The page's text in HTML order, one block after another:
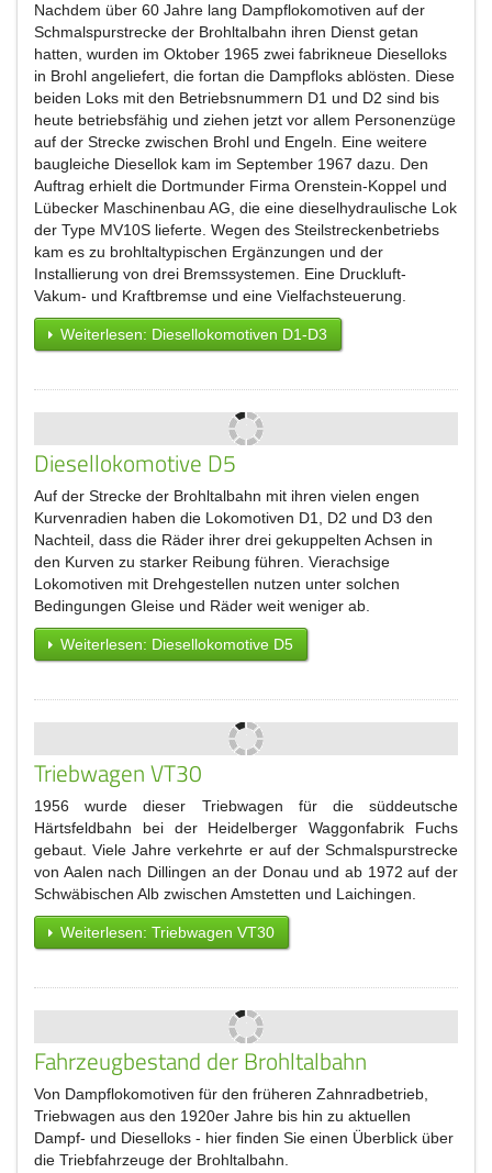
Nachdem über 60 Jahre lang Dampflokomotiven auf der
Schmalspurstrecke der Brohltalbahn ihren Dienst getan
hatten, wurden im Oktober 1965 zwei fabrikneue Dieselloks
in Brohl angeliefert, die fortan die Dampfloks ablösten. Diese
beiden Loks mit den Betriebsnummern D1 und D2 sind bis
heute betriebsfähig und ziehen jetzt vor allem Personenzüge
auf der Strecke zwischen Brohl und Engeln. Eine weitere
baugleiche Diesellok kam im September 1967 dazu. Den
Auftrag erhielt die Dortmunder Firma Orenstein-Koppel und
Lübecker Maschinenbau AG, die eine dieselhydraulische Lok
der Type MV10S lieferte. Wegen des Steilstreckenbetriebs
kam es zu brohltaltypischen Ergänzungen und der
Installierung von drei Bremssystemen. Eine Druckluft-
Vakum- und Kraftbremse und eine Vielfachsteuerung.
Weiterlesen: Diesellokomotiven D1-D3
Diesellokomotive D5
Auf der Strecke der Brohltalbahn mit ihren vielen engen
Kurvenradien haben die Lokomotiven D1, D2 und D3 den
Nachteil, dass die Räder ihrer drei gekuppelten Achsen in
den Kurven zu starker Reibung führen. Vierachsige
Lokomotiven mit Drehgestellen nutzen unter solchen
Bedingungen Gleise und Räder weit weniger ab.
Weiterlesen: Diesellokomotive D5
Triebwagen VT30
1956 wurde dieser Triebwagen für die süddeutsche
Härtsfeldbahn bei der Heidelberger Waggonfabrik Fuchs
gebaut. Viele Jahre verkehrte er auf der Schmalspurstrecke
von Aalen nach Dillingen an der Donau und ab 1972 auf der
Schwäbischen Alb zwischen Amstetten und Laichingen.
Weiterlesen: Triebwagen VT30
Fahrzeugbestand der Brohltalbahn
Von Dampflokomotiven für den früheren Zahnradbetrieb,
Triebwagen aus den 1920er Jahre bis hin zu aktuellen
Dampf- und Dieselloks - hier finden Sie einen Überblick über
die Triebfahrzeuge der Brohltalbahn.